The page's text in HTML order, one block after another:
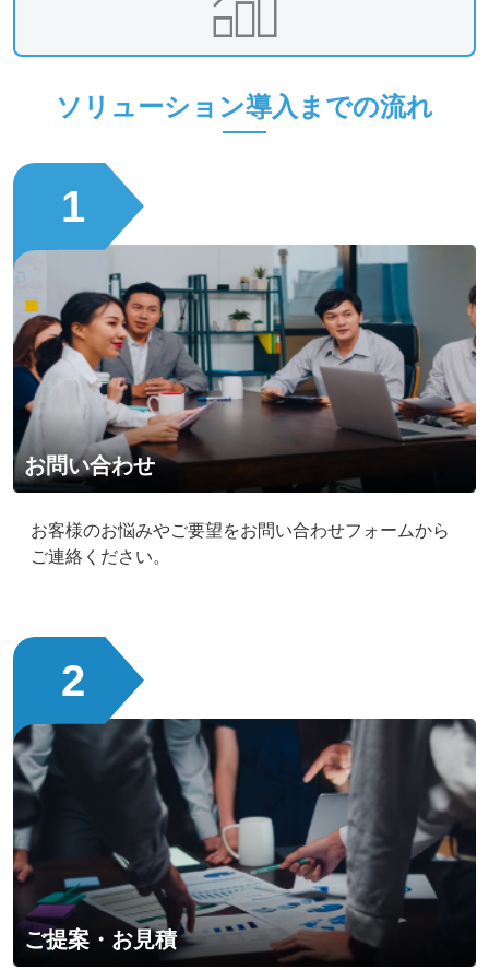
ソリューション導入までの流れ
1
お問い合わせ
お客様のお悩みやご要望をお問い合わせフォームから
ご連絡ください。
2
ご提案・お見積